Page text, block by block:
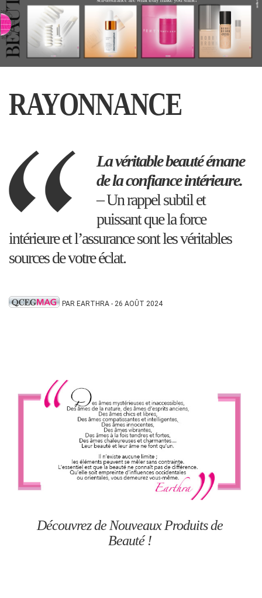
⇨ PASSER AU CHINOIS
RAYONNANCE
La véritable beauté émane
de la confiance intérieure.
– Un rappel subtil et
puissant que la force
intérieure et l’assurance sont les véritables
sources de votre éclat.
PAR EARTHRA - 26 AOÛT 2024
Découvrez de Nouveaux Produits de
Beauté !